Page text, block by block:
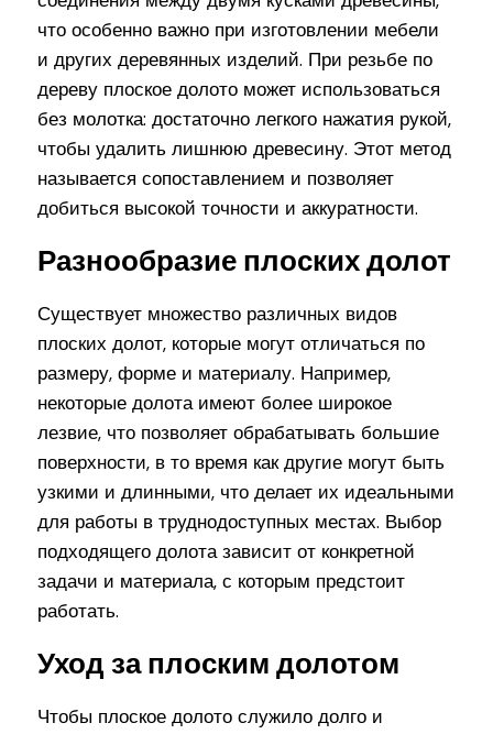
что особенно важно при изготовлении мебели
и других деревянных изделий. При резьбе по
дереву плоское долото может использоваться
без молотка: достаточно легкого нажатия рукой,
чтобы удалить лишнюю древесину. Этот метод
называется сопоставлением и позволяет
добиться высокой точности и аккуратности.
Разнообразие плоских долот
Существует множество различных видов
плоских долот, которые могут отличаться по
размеру, форме и материалу. Например,
некоторые долота имеют более широкое
лезвие, что позволяет обрабатывать большие
поверхности, в то время как другие могут быть
узкими и длинными, что делает их идеальными
для работы в труднодоступных местах. Выбор
подходящего долота зависит от конкретной
задачи и материала, с которым предстоит
работать.
Уход за плоским долотом
Чтобы плоское долото служило долго и